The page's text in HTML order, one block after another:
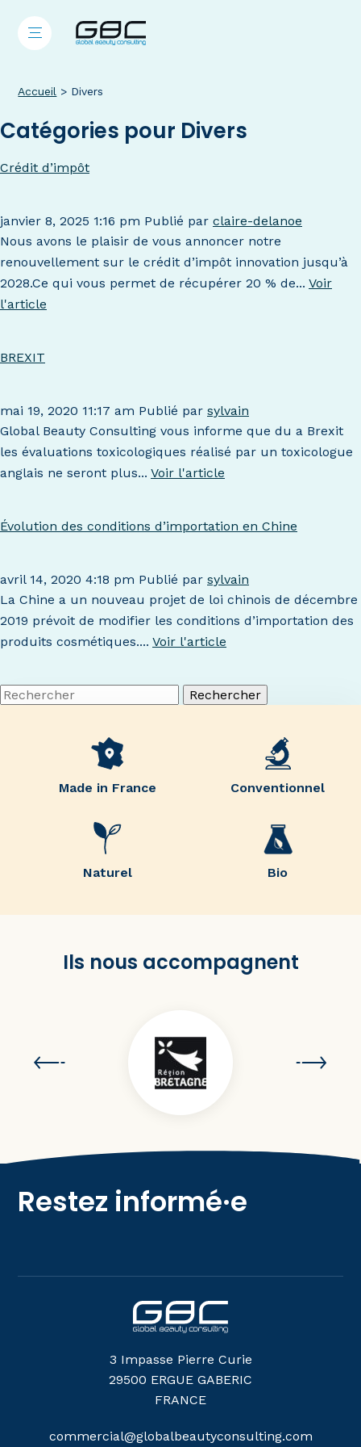
Accueil > Divers
Catégories pour Divers
Crédit d’impôt
janvier 8, 2025 1:16 pm Publié par claire-delanoe
Nous avons le plaisir de vous annoncer notre
renouvellement sur le crédit d’impôt innovation jusqu’à
2028.Ce qui vous permet de récupérer 20 % de... Voir
l'article
BREXIT
mai 19, 2020 11:17 am Publié par sylvain
Global Beauty Consulting vous informe que du a Brexit
les évaluations toxicologiques réalisé par un toxicologue
anglais ne seront plus... Voir l'article
Évolution des conditions d’importation en Chine
avril 14, 2020 4:18 pm Publié par sylvain
La Chine a un nouveau projet de loi chinois de décembre
2019 prévoit de modifier les conditions d’importation des
produits cosmétiques.... Voir l'article
Rechercher
Made in France Conventionnel
Naturel Bio
Ils nous accompagnent
Restez informé·e
3 Impasse Pierre Curie
29500 ERGUE GABERIC
FRANCE
commercial@globalbeautyconsulting.com